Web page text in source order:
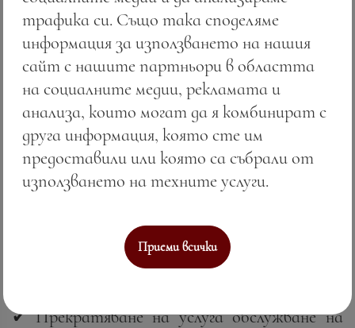
унищожат всички потенциални микроби,
вируси и бактерии
✔ Стаите за гости са запечатани, само за
да бъдат отворени от вас, след основно
почистване и инспекция между престоя, за
да се гарантира, че са спазени подобрените
стандарти за почистване и за вашето
спокойствие
на чай и кафе са премахнати от стаите за
гости и се предлагат при поискване
✔ Пренасочване на услуги и изпълнение по
✔ Прекратяване на услуга обслужване на
трафика си. Също така споделяме
информация за използването на нашия
сайт с нашите партньори в областта
на социалните медии, рекламата и
анализа, които могат да я комбинират с
друга информация, която сте им
предоставили или която са събрали от
използването на техните услуги.
Приеми всички